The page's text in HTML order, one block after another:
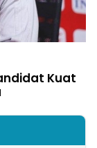
Kuat